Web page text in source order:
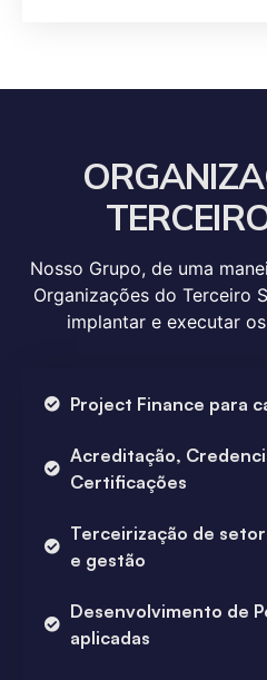
Nosso Grupo, de uma
Organizações do Terceiro
implantar e executar
Project Finance para
Acreditação,
Certificações
Terceirização de
e gestão
Desenvolvimento de
aplicadas